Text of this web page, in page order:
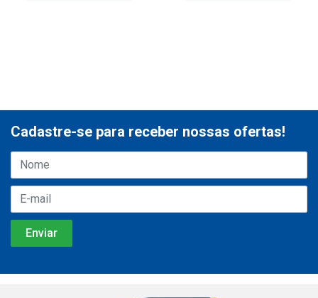
Cadastre-se para receber nossas ofertas!